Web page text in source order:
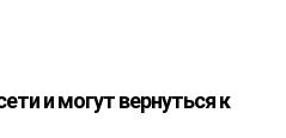
и могут вернуться к